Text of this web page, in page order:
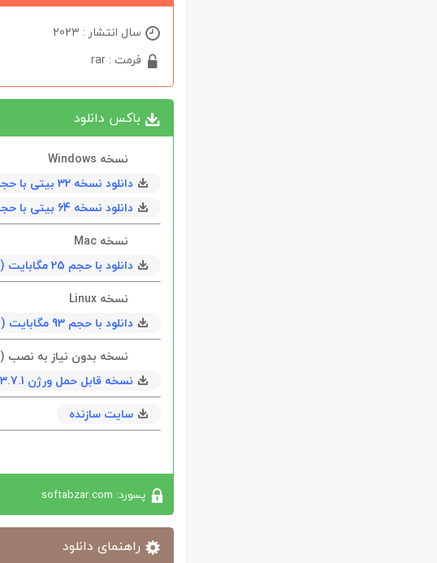
سال انتشار : 2023
فرمت : rar
باکس دانلود
نسخه Windows
دانلود نسخه 32 بیتی با حجم 13 مگابايت ( رایگان )
دانلود نسخه 64 بیتی با حجم 14 مگابايت ( رایگان )
نسخه Mac
دانلود با حجم 25 مگابايت ( Intel )
نسخه Linux
دانلود با حجم 93 مگابايت ( رایگان )
نسخه بدون نیاز به نصب ( Portable )
نسخه قابل حمل ورژن 3.7.1
سایت سازنده
پسورد: softabzar.com
راهنمای دانلود